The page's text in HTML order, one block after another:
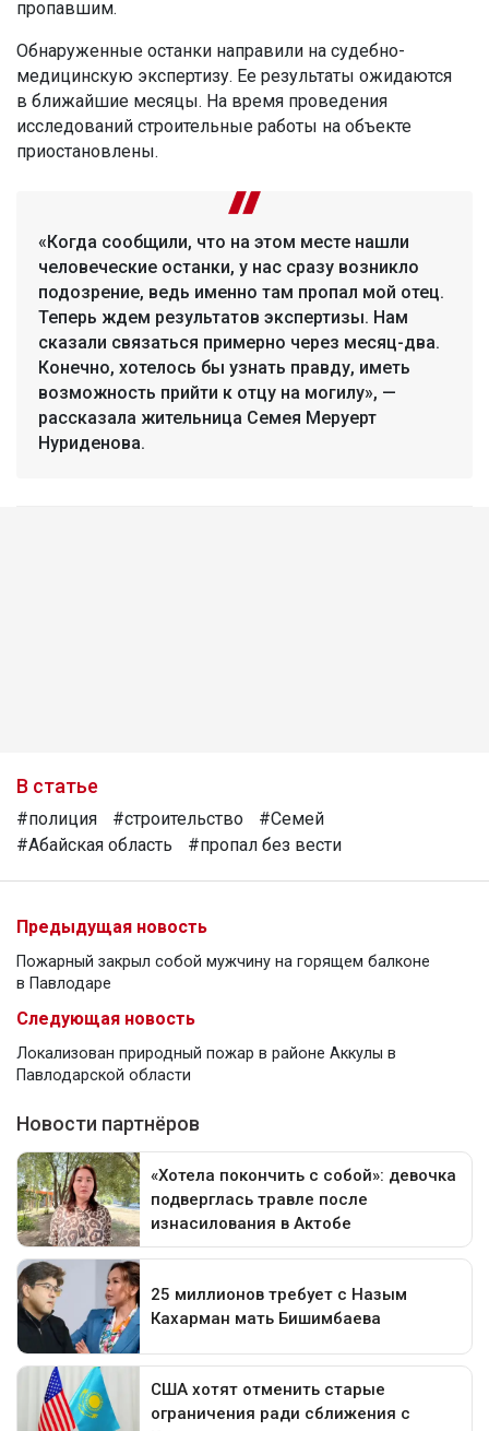
пропавшим.
Обнаруженные останки направили на судебно-
медицинскую экспертизу. Ее результаты ожидаются
в ближайшие месяцы. На время проведения
исследований строительные работы на объекте
приостановлены.
«Когда сообщили, что на этом месте нашли
человеческие останки, у нас сразу возникло
подозрение, ведь именно там пропал мой отец.
Теперь ждем результатов экспертизы. Нам
сказали связаться примерно через месяц-два.
Конечно, хотелось бы узнать правду, иметь
возможность прийти к отцу на могилу», —
рассказала жительница Семея Меруерт
Нуриденова.
В статье
#полиция #строительство
#Семей
#Абайская область
#пропал без вести
Предыдущая новость
Пожарный закрыл собой мужчину на горящем балконе
в Павлодаре
Следующая новость
Локализован природный пожар в районе Аккулы в
Павлодарской области